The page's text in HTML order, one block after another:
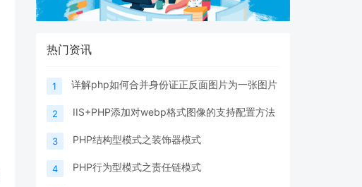
热门资讯
1 详解php如何合并身份证正反面图片为一张图片
2 IIS+PHP添加对webp格式图像的支持配置方法
3 PHP结构型模式之装饰器模式
4 PHP行为型模式之责任链模式